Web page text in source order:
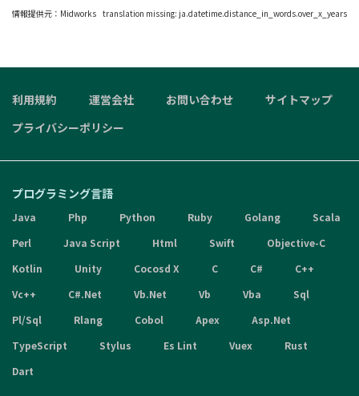
情報提供元： Midworks translation missing: ja.datetime.distance_in_words.over_x_years
利用規約 運営会社 お問い合わせ
サイトマップ
プライバシーポリシー
プログラミング言語
Java Php Python Ruby Golang
Scala
Perl
Java Script Html Swift
Objective-C
Kotlin
Unity Cocosd X C C#
C++
Vc++
C#.Net Vb.Net Vb Vba
Sql
Pl/Sql
Rlang Cobol Apex
Asp.Net
TypeScript
Stylus Es Lint Vuex
Rust
Dart